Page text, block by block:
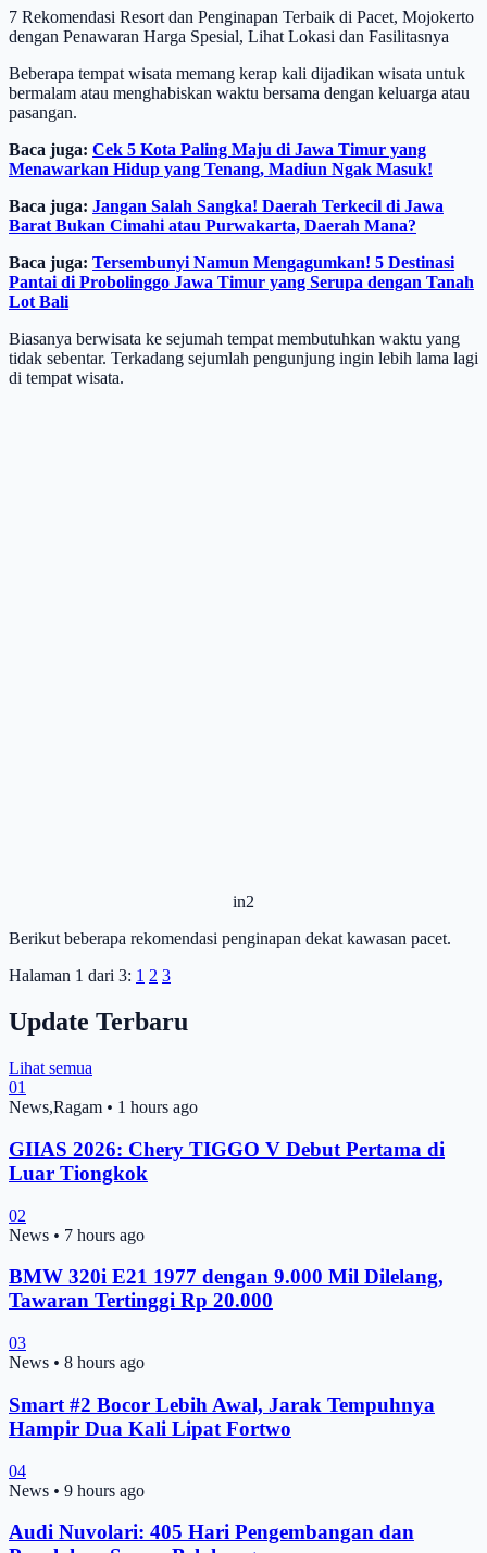
7 Rekomendasi Resort dan Penginapan Terbaik di Pacet, Mojokerto
dengan Penawaran Harga Spesial, Lihat Lokasi dan Fasilitasnya
Beberapa tempat wisata memang kerap kali dijadikan wisata untuk
bermalam atau menghabiskan waktu bersama dengan keluarga atau
pasangan.
Baca juga: Cek 5 Kota Paling Maju di Jawa Timur yang
Menawarkan Hidup yang Tenang, Madiun Ngak Masuk!
Baca juga: Jangan Salah Sangka! Daerah Terkecil di Jawa
Barat Bukan Cimahi atau Purwakarta, Daerah Mana?
Baca juga: Tersembunyi Namun Mengagumkan! 5 Destinasi
Pantai di Probolinggo Jawa Timur yang Serupa dengan Tanah
Lot Bali
Biasanya berwisata ke sejumah tempat membutuhkan waktu yang
tidak sebentar. Terkadang sejumlah pengunjung ingin lebih lama lagi
di tempat wisata.
in2
Berikut beberapa rekomendasi penginapan dekat kawasan pacet.
Halaman 1 dari 3: 1 2 3
Update Terbaru
Lihat semua
01
News,Ragam • 1 hours ago
GIIAS 2026: Chery TIGGO V Debut Pertama di
Luar Tiongkok
02
News • 7 hours ago
BMW 320i E21 1977 dengan 9.000 Mil Dilelang,
Tawaran Tertinggi Rp 20.000
03
News • 8 hours ago
Smart #2 Bocor Lebih Awal, Jarak Tempuhnya
Hampir Dua Kali Lipat Fortwo
04
News • 9 hours ago
Audi Nuvolari: 405 Hari Pengembangan dan